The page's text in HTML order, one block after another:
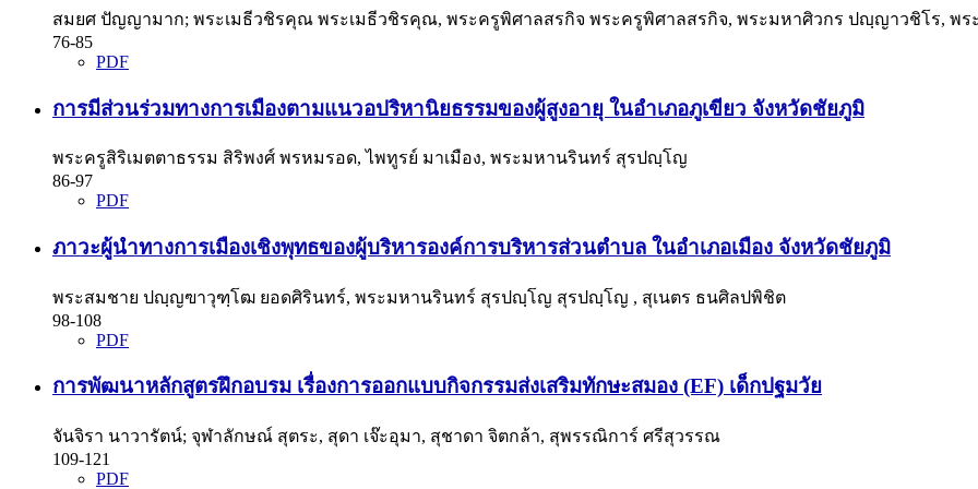
สมยศ ปัญญามาก; พระเมธีวชิรคุณ พระเมธีวชิรคุณ, พระครูพิศาลสรกิจ พระครูพิศาลสรกิจ, พระมหาศิวกร ปญฺญาวชิโร, พ
76-85
PDF
การมีส่วนร่วมทางการเมืองตามแนวอปริหานิยธรรมของผู้สูงอายุ ในอำเภอภูเขียว จังหวัดชัยภูมิ
พระครูสิริเมตตาธรรม สิริพงศ์ พรหมรอด, ไพทูรย์ มาเมือง, พระมหานรินทร์ สุรปญฺโญ
86-97
PDF
ภาวะผู้นำทางการเมืองเชิงพุทธของผู้บริหารองค์การบริหารส่วนตำบล ในอำเภอเมือง จังหวัดชัยภูมิ
พระสมชาย ปญฺญฃาวุฑฺโฒ ยอดศิรินทร์, พระมหานรินทร์ สุรปญฺโญ สุรปญฺโญ , สุเนตร ธนศิลปพิชิต
98-108
PDF
การพัฒนาหลักสูตรฝึกอบรม เรื่องการออกแบบกิจกรรมส่งเสริมทักษะสมอง (EF) เด็กปฐมวัย
จันจิรา นาวารัตน์; จุฬาลักษณ์ สุตระ, สุดา เจ๊ะอุมา, สุชาดา จิตกล้า, สุพรรณิการ์ ศรีสุวรรณ
109-121
PDF